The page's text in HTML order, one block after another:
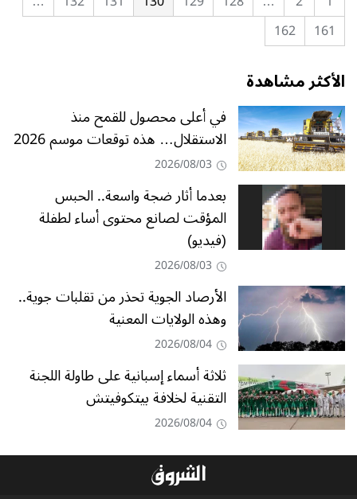
161
162
الأكثر مشاهدة
في أعلى محصول للقمح منذ
الاستقلال… هذه توقعات موسم 2026
2026/08/03
بعدما أثار ضجة واسعة.. الحبس
المؤقت لصانع محتوى أساء لطفلة
(فيديو)
2026/08/03
الأرصاد الجوية تحذر من تقلبات جوية..
وهذه الولايات المعنية
2026/08/04
ثلاثة أسماء إسبانية على طاولة اللجنة
التقنية لخلافة بيتكوفيتش
2026/08/04